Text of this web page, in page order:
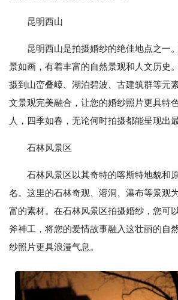
昆明西山
昆明西山是拍摄婚纱的绝佳地点之一
景如画，有着丰富的自然景观和人文历史
摄到山峦叠嶂、湖泊碧波、古建筑群等元
文景观完美融合，让您的婚纱照片更具特
人，四季如春，无论何时拍摄都能呈现出
石林风景区
石林风景区以其奇特的喀斯特地貌和
名。这里的石林奇观、溶洞、瀑布等景观
富的素材。在石林风景区拍摄婚纱，您可
斧神工，将您的爱情故事融入这壮丽的自
纱照片更具浪漫气息。